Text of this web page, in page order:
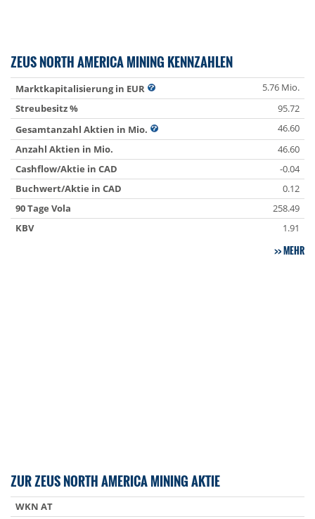
ZEUS NORTH AMERICA MINING KENNZAHLEN
Marktkapitalisierung in EUR
5.76 Mio.
Streubesitz %
95.72
Gesamtanzahl Aktien in Mio.
46.60
Anzahl Aktien in Mio.
46.60
Cashflow/Aktie in CAD
-0.04
Buchwert/Aktie in CAD
0.12
90 Tage Vola
258.49
KBV
1.91
MEHR
ZUR ZEUS NORTH AMERICA MINING AKTIE
WKN AT